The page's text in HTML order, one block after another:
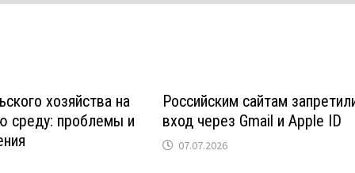
хозяйства на
среду: проблемы и
Российским сайтам
вход через Gmail и Apple ID
07.07.2026